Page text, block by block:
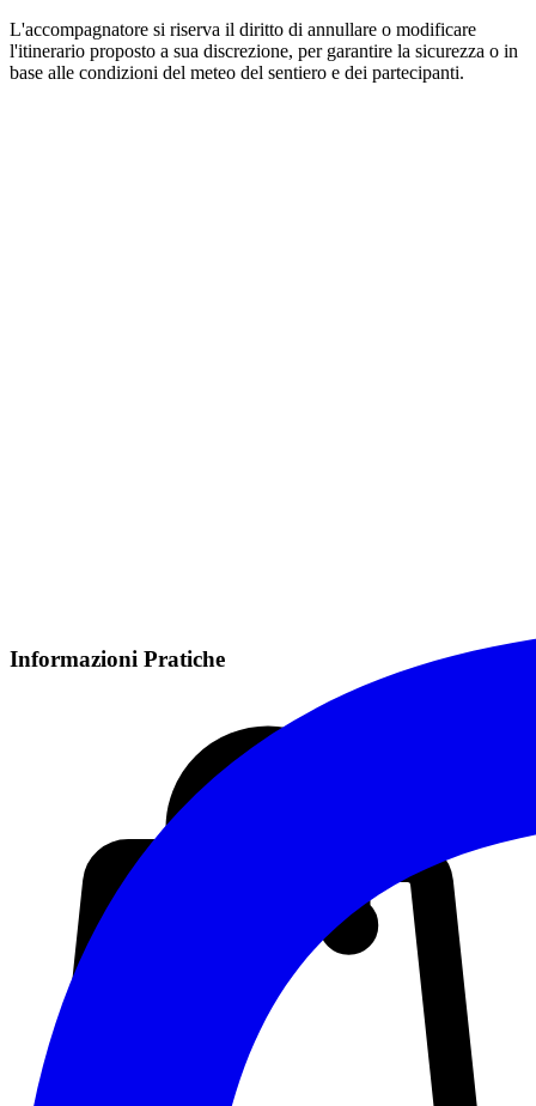
L'accompagnatore si riserva il diritto di annullare o modificare
l'itinerario proposto a sua discrezione, per garantire la sicurezza o in
base alle condizioni del meteo del sentiero e dei partecipanti.
Informazioni Pratiche